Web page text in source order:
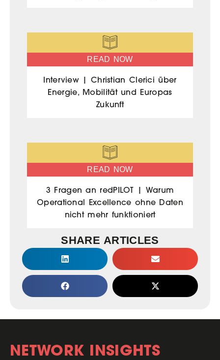
READ NOW
Interview | Christian Clerici über
Energie, Mobilität und Europas
Zukunft
READ NOW
3 Fragen an redPILOT | Warum
Operational Excellence ohne Daten
nicht mehr funktioniert
SHARE ARTICLES
NETWORK INSIGHTS